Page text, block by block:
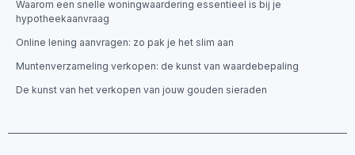
Waarom een snelle woningwaardering essentieel is bij je
hypotheekaanvraag
Online lening aanvragen: zo pak je het slim aan
Muntenverzameling verkopen: de kunst van waardebepaling
De kunst van het verkopen van jouw gouden sieraden